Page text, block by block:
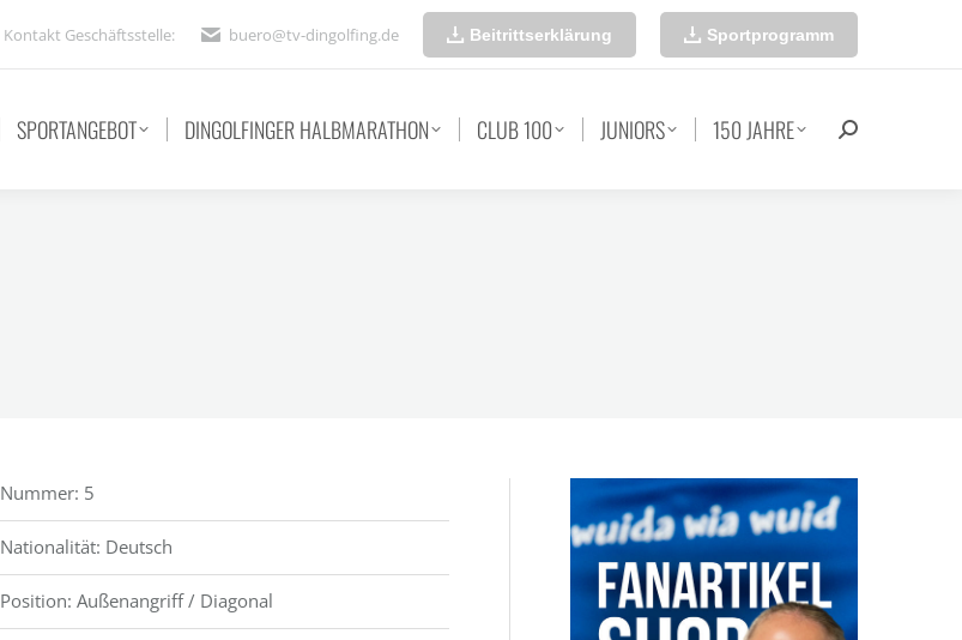
Kontakt Geschäftsstelle: buero@tv-dingolfing.de Beitrittserklärung Sportprogramm
SPORTANGEBOT DINGOLFINGER HALBMARATHON CLUB 100 JUNIORS 150 JAHRE Search:
Nummer: 5
Nationalität: Deutsch
Position: Außenangriff / Diagonal